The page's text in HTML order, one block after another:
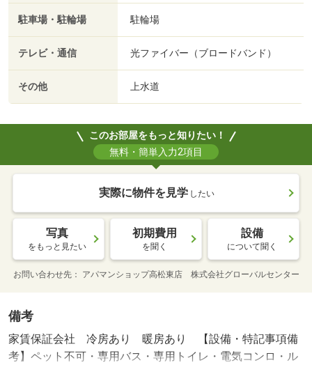
駐車場・駐輪場 駐輪場
テレビ・通信 光ファイバー（ブロードバンド）
その他 上水道
このお部屋をもっと知りたい！
無料・簡単入力2項目
実際に物件を見学 したい
写真
をもっと見たい
初期費用
を聞く
設備
について聞く
お問い合わせ先 アパマンショップ高松東店 株式会社グローバルセンター
備考
家賃保証会社 冷房あり 暖房あり 【設備・特記事項備
考】ペット不可・専用バス・専用トイレ・電気コンロ・ル